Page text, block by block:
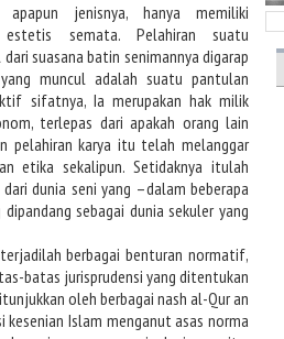
jenisnya, hanya memiliki
estetis semata. Pelahiran suatu
suasana batin senimannya digarap
muncul adalah suatu pantulan
sifatnya, Ia merupakan hak milik
terlepas dari apakah orang lain
pelahiran karya itu telah melanggar
etika sekalipun. Setidaknya itulah
dunia seni yang –dalam beberapa
sebagai dunia sekuler yang
berbagai benturan normatif,
batas jurisprudensi yang ditentukan
oleh berbagai nash al-Qur an
Islam menganut asas norma